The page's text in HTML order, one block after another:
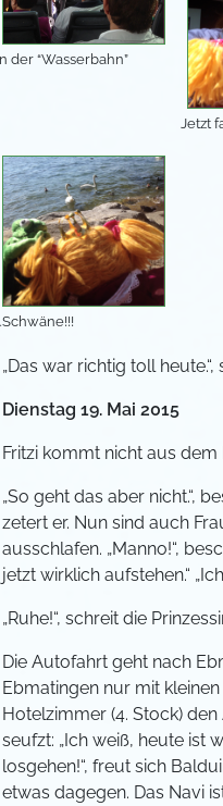
der “Wasserbahn”
Jetzt
„Das war richtig toll
Dienstag 19. Mai 2015
Fritzi kommt nicht aus dem
„So geht das aber nicht.“,
zetert er. Nun sind auch
ausschlafen. „Manno!“,
jetzt wirklich aufstehen.“
„Ruhe!“, schreit die
Die Autofahrt geht nach
Ebmatingen nur mit
Hotelzimmer (4. Stock)
seufzt: „Ich weiß, heute ist
losgehen!“, freut sich
etwas dagegen. Das Navi